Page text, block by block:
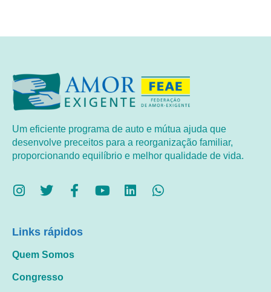
Um eficiente programa de auto e mútua ajuda que
desenvolve preceitos para a reorganização familiar,
proporcionando equilíbrio e melhor qualidade de vida.
Links rápidos
Quem Somos
Congresso